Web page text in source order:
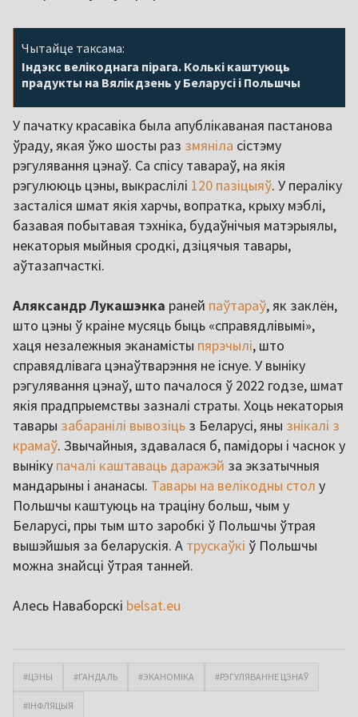
Чытайце таксама:
Індэкс велікоднага пірага. Колькі каштуюць
прадукты на Вялікдзень у Беларусі і Польшчы
У пачатку красавіка была апублікаваная пастанова
ўраду, якая ўжо шосты раз змяніла сістэму
рэгулявання цэнаў. Са спісу тавараў, на якія
рэгулююць цэны, выкраслілі 120 пазіцыяў. У пераліку
засталіся шмат якія харчы, вопратка, крыху мэблі,
базавая побытавая тэхніка, будаўнічыя матэрыялы,
некаторыя мыйныя сродкі, дзіцячыя тавары,
аўтазапчасткі.
Аляксандр Лукашэнка раней паўтараў, як заклён,
што цэны ў краіне мусяць быць «справядлівымі»,
хаця незалежныя эканамісты пярэчылі, што
справядлівага цэнаўтварэння не існуе. У выніку
рэгулявання цэнаў, што пачалося ў 2022 годзе, шмат
якія прадпрыемствы зазналі страты. Хоць некаторыя
тавары забаранілі вывозіць з Беларусі, яны знікалі з
крамаў. Звычайныя, здавалася б, памідоры і часнок у
выніку пачалі каштаваць даражэй за экзатычныя
мандарыны і ананасы. Тавары на велікодны стол у
Польшчы каштуюць на траціну больш, чым у
Беларусі, пры тым што заробкі ў Польшчы ўтрая
вышэйшыя за беларускія. А трускаўкі ў Польшчы
можна знайсці ўтрая танней.
Алесь Наваборскі belsat.eu
#ЦЭНЫ #ГАНДАЛЬ #ЭКАНОМІКА #РЭГУЛЯВАННЕ ЦЭНАЎ
#ІНФЛЯЦЫЯ